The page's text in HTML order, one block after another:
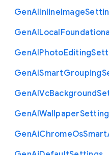
GenAIInlineImage
GenAILocal
GenAIPhotoEditing
GenAISmartGrouping
GenAIVcBackground
GenAIWallpaper
GenAiChromeOsSmart